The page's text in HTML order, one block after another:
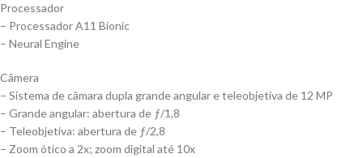
Processador
– Processador A11 Bionic
– Neural Engine
Câmera
– Sistema de câmara dupla grande angular e teleobjetiva de 12 MP
– Grande angular: abertura de ƒ/1,8
– Teleobjetiva: abertura de ƒ/2,8
– Zoom ótico a 2x; zoom digital até 10x